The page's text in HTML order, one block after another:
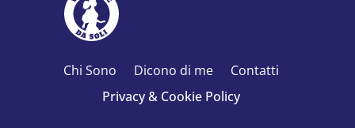
Chi Sono Dicono di me
Contatti
Privacy & Cookie Policy